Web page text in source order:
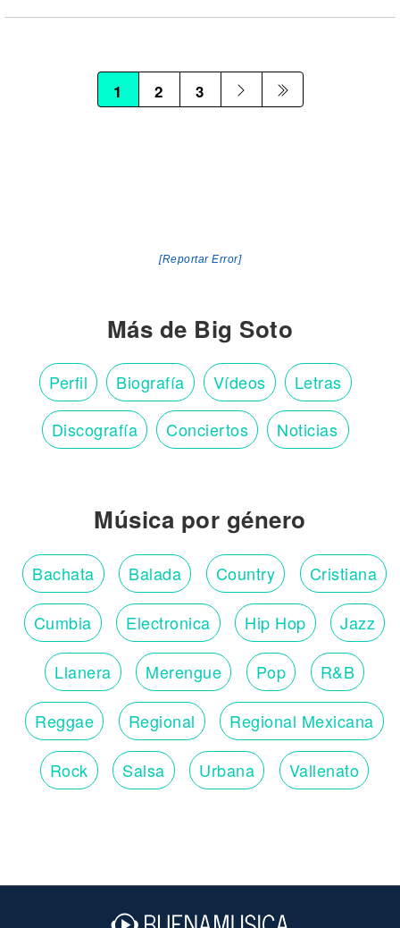
1 2 3
[Reportar Error]
Más de Big Soto
Perfil Biografía Vídeos Letras
Discografía Conciertos Noticias
Música por género
Bachata Balada Country Cristiana
Cumbia Electronica Hip Hop Jazz
Llanera Merengue Pop R&B
Reggae Regional Regional Mexicana
Rock Salsa Urbana Vallenato